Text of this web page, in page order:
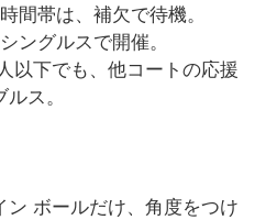
間帯は、補欠で待機。
ングルスで開催。
以下でも、他コートの応援
ス。
ボールだけ、角度をつけ